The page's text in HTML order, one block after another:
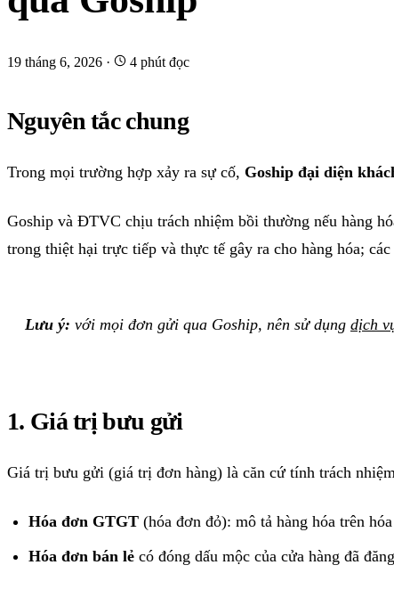
19 tháng 6, 2026 · 4 phút đọc
Nguyên tắc chung
Trong mọi trường hợp xảy ra sự cố, Goship đại diện
Goship và ĐTVC chịu trách nhiệm bồi thường nếu hàng
trong thiệt hại trực tiếp và thực tế gây ra cho hàng hóa;
Lưu ý: với mọi đơn gửi qua Goship, nên sử dụng dịch
1. Giá trị bưu gửi
Giá trị bưu gửi (giá trị đơn hàng) là căn cứ tính trách
Hóa đơn GTGT (hóa đơn đỏ): mô tả hàng hóa trên
Hóa đơn bán lẻ có đóng dấu mộc của cửa hàng đã